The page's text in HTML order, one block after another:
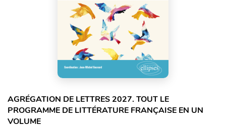
AGRÉGATION DE LETTRES 2027. TOUT LE
PROGRAMME DE LITTÉRATURE FRANÇAISE EN UN
VOLUME